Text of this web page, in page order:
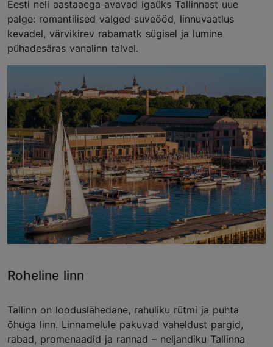
Eesti neli aastaaega avavad igaüks Tallinnast uue
palge: romantilised valged suveööd, linnuvaatlus
kevadel, värvikirev rabamatk sügisel ja lumine
pühadesäras vanalinn talvel.
Roheline linn
Tallinn on looduslähedane, rahuliku rütmi ja puhta
õhuga linn. Linnamelule pakuvad vaheldust pargid,
rabad, promenaadid ja rannad – neljandiku Tallinna